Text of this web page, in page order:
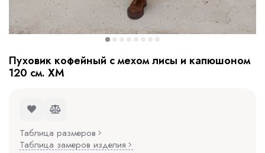
Пуховик кофейный с мехом лисы и капюшоном
120 см. ХМ
Таблица размеров
Таблица замеров изделия